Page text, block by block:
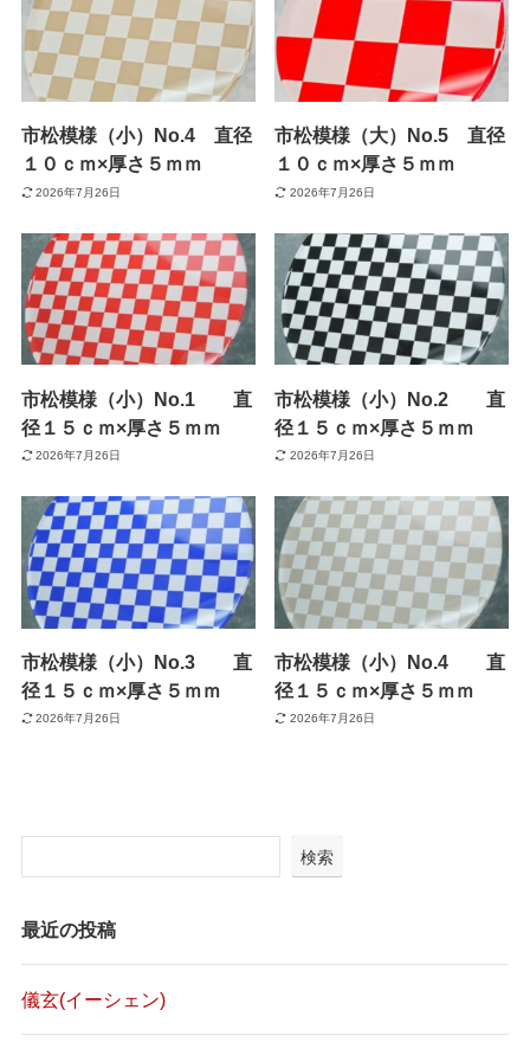
市松模様（小）No.4 直径
１０ｃｍ×厚さ５ｍｍ
2026年7月26日
市松模様（大）No.5 直径
１０ｃｍ×厚さ５ｍｍ
2026年7月26日
市松模様（小）No.1 直
径１５ｃｍ×厚さ５ｍｍ
2026年7月26日
市松模様（小）No.2 直
径１５ｃｍ×厚さ５ｍｍ
2026年7月26日
市松模様（小）No.3 直
径１５ｃｍ×厚さ５ｍｍ
2026年7月26日
市松模様（小）No.4 直
径１５ｃｍ×厚さ５ｍｍ
2026年7月26日
検索
最近の投稿
儀玄(イーシェン)